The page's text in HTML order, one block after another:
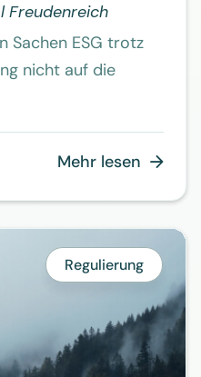
Freudenreich
Sachen ESG trotz
nicht auf die
Mehr lesen 
Regulierung